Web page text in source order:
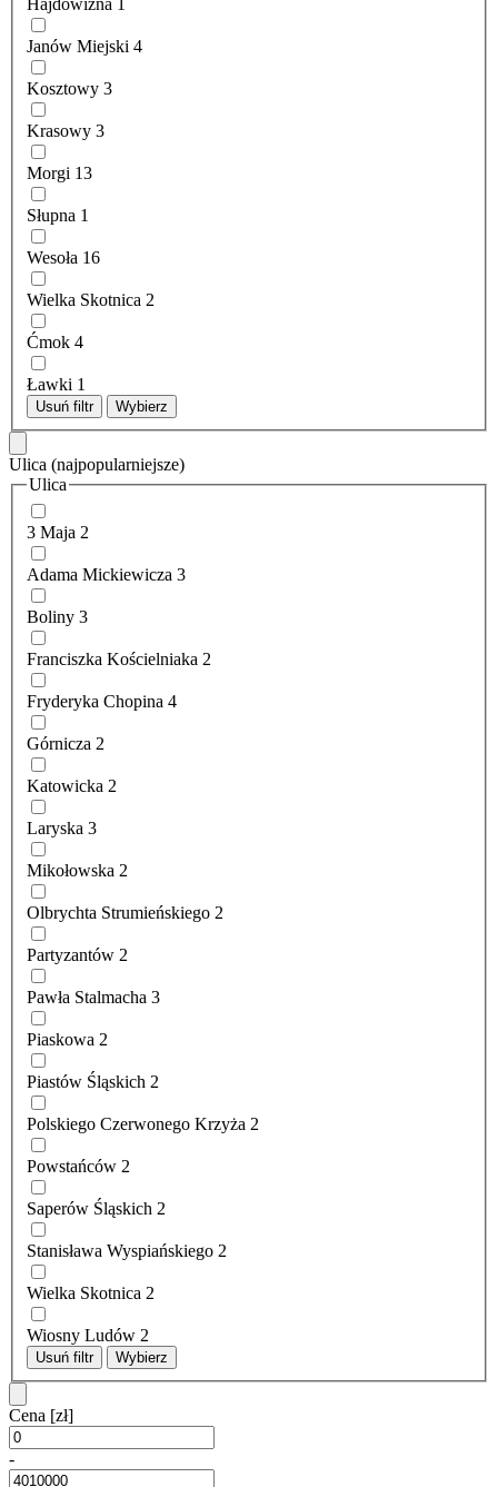
Janów Miejski 4
Kosztowy 3
Krasowy 3
Morgi 13
Słupna 1
Wesoła 16
Wielka Skotnica 2
Ćmok 4
Ławki 1
Usuń filtr Wybierz
Ulica (najpopularniejsze)
Ulica
3 Maja 2
Adama Mickiewicza 3
Boliny 3
Franciszka Kościelniaka 2
Fryderyka Chopina 4
Górnicza 2
Katowicka 2
Laryska 3
Mikołowska 2
Olbrychta Strumieńskiego 2
Partyzantów 2
Pawła Stalmacha 3
Piaskowa 2
Piastów Śląskich 2
Polskiego Czerwonego Krzyża 2
Powstańców 2
Saperów Śląskich 2
Stanisława Wyspiańskiego 2
Wielka Skotnica 2
Wiosny Ludów 2
Usuń filtr Wybierz
Cena [zł]
-